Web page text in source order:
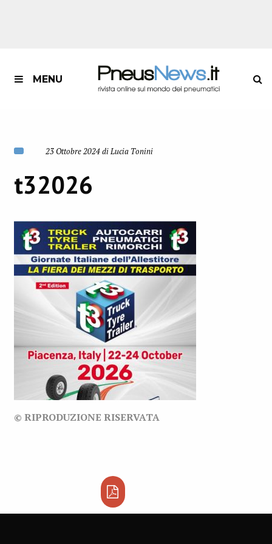
MENU
23 Ottobre 2024 di Lucia Tonini
t32026
© RIPRODUZIONE RISERVATA